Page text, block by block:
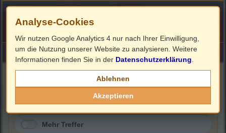
HOME ImpressumLinks
Filmbeschreibung, Cover & Blu-ray Infos
Mehr Treffer
Analyse-Cookies
Wir nutzen Google Analytics 4 nur nach Ihrer Einwilligung,
um die Nutzung unserer Website zu analysieren. Weitere
Informationen finden Sie in der Datenschutzerklärung
Ablehnen
Akzeptieren